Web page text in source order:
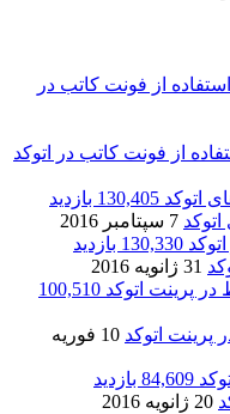
از فونت کاتب در اتوکد
130,405 بازدید
7 سپتامبر 2016
130,330 بازدید
31 ژانویه 2016
100,510
اتوکد
10 فوریه
84,609 بازدید
20 ژانویه 2016